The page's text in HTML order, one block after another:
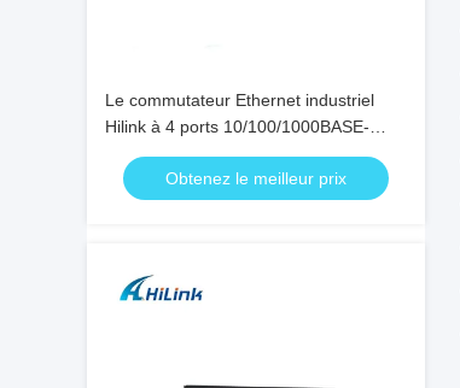
Le commutateur Ethernet industriel
Hilink à 4 ports 10/100/1000BASE-
TX+1000Base-FX
Obtenez le meilleur prix